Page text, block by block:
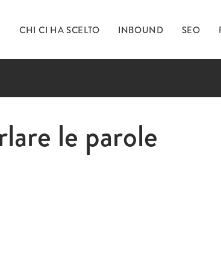
CHI CI HA SCELTO INBOUND SEO
Ti
le parole